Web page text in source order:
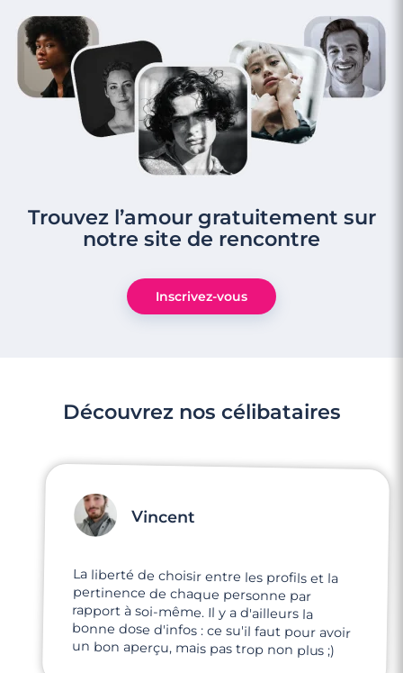
Trouvez l’amour gratuitement sur
notre site de rencontre
Inscrivez-vous
Découvrez nos célibataires
Vincent
La liberté de choisir entre les profils et la
pertinence de chaque personne par
rapport à soi-même. Il y a d'ailleurs la
bonne dose d'infos : ce su'il faut pour avoir
un bon aperçu, mais pas trop non plus ;)